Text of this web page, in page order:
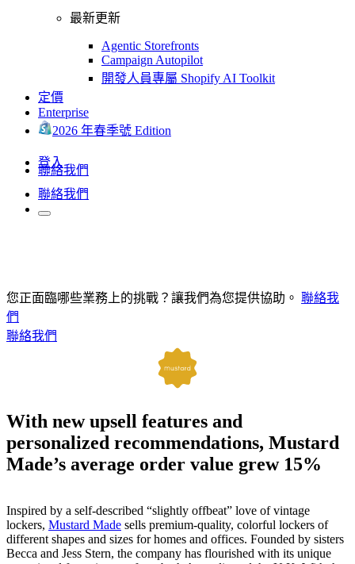
最新更新
Agentic Storefronts
Campaign Autopilot
開發人員專屬 Shopify AI Toolkit
定價
Enterprise
2026 年春季號 Edition
登入
聯絡我們
聯絡我們
您正面臨哪些業務上的挑戰？讓我們為您提供協助。 聯絡我
們
聯絡我們
With new upsell features and
personalized recommendations, Mustard
Made’s average order value grew 15%
Inspired by a self-described “slightly offbeat” love of vintage
lockers, Mustard Made sells premium-quality, colorful lockers of
different shapes and sizes for homes and offices. Founded by sisters
Becca and Jess Stern, the company has flourished with its unique